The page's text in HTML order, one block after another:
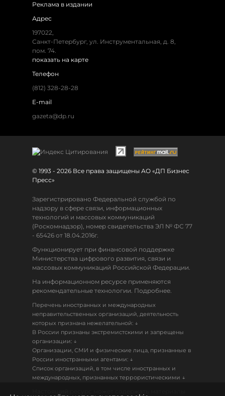
Реклама в издании
Адрес
197022,
Санкт-Петербург, ул. Инструментальная, д. 8,
пом. 74.
показать на карте
Телефон
(812) 328-28-28
E-mail
gazeta@dp.ru
© 1993 - 2026 Все права защищены АО «ДП Бизнес
Пресс»
Зарегистрировано Федеральной службой по
надзору в сфере связи, информационных
технологий и массовых коммуникаций
(Роскомнадзор), номер свидетельства ЭЛ № ФС 77
- 65426 от 18.04.2016г.
Функционирует при финансовой поддержке
Министерства цифрового развития, связи и
массовых коммуникаций Российской Федерации.
На информационном ресурсе применяются
рекомендательные технологии. Подробнее.
Перечень иностранных и международных
неправительственных организаций, деятельность
которых признана нежелательной: ↓
В России признаны экстремистскими и запрещены
организации: ↓
Организации, СМИ и физические лица, признанные в
России иностранными агентами: ↓
Список организаций, в том числе иностранных и
международных, признанных террористическими ↓